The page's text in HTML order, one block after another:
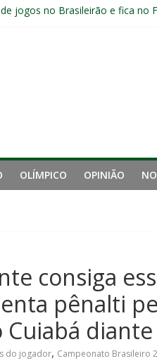
jogos no Brasileirão e fica no
empata com o
um gol pelo Fluminense e pede
OLÍMPICO OPINIÃO
consiga
pênalti
do jogador, Campeonato Brasileiro